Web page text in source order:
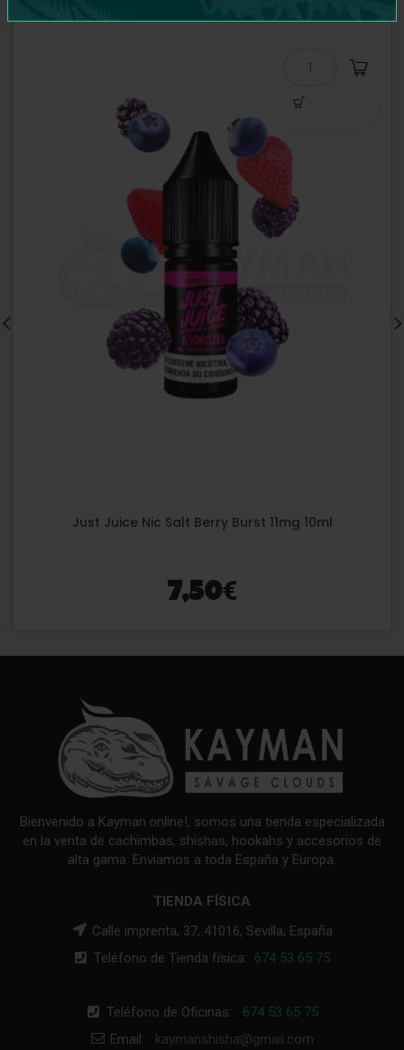
Just Juice Nic Salt Berry Burst 11mg 10ml
7,50€
Bienvenido a Kayman.online!, somos una tienda especializada
en la venta de cachimbas, shishas, hookahs y accesorios de
alta gama. Enviamos a toda España y Europa.
TIENDA FÍSICA
Calle imprenta, 37, 41016, Sevilla, España
Teléfono de Tienda física: 674 53 65 75
Teléfono de Oficinas: 674 53 65 75
Email: kaymanshisha@gmail.com